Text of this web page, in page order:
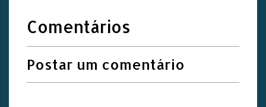
Comentários
Postar um comentário